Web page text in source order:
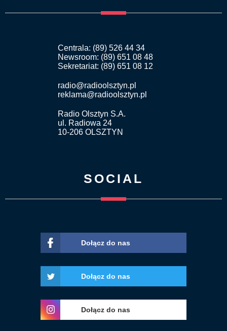
Centrala: (89) 526 44 34
Newsroom: (89) 651 08 48
Sekretariat: (89) 651 08 12
radio@radioolsztyn.pl
reklama@radioolsztyn.pl
Radio Olsztyn S.A.
ul. Radiowa 24
10-206 OLSZTYN
SOCIAL
Dołącz do nas
Dołącz do nas
Dołącz do nas